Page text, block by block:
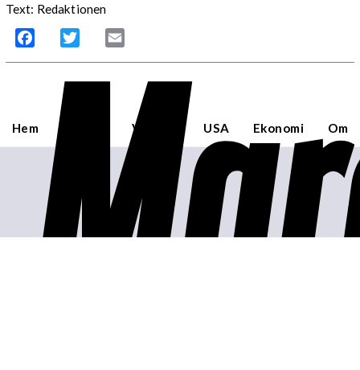
Text: Redaktionen
Facebook Twitter
Hem Världen USA Ekonomi Om